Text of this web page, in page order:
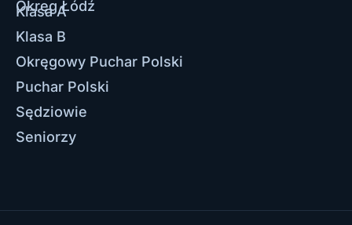
Okręg Łódź
Klasa A
Klasa B
Okręgowy Puchar Polski
Puchar Polski
Sędziowie
Seniorzy